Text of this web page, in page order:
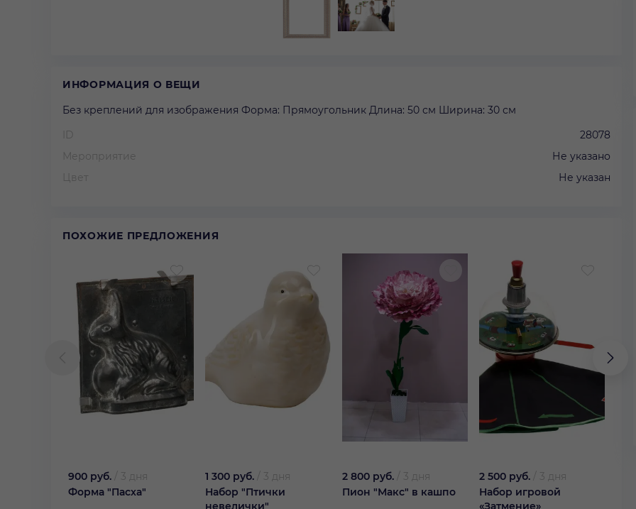
ИНФОРМАЦИЯ О ВЕЩИ
Без креплений для изображения Форма: Прямоугольник Длина: 50 см Ширина: 30 см
ID
28078
Мероприятие
Не указано
Цвет
Не указан
ПОХОЖИЕ ПРЕДЛОЖЕНИЯ
900 руб.
3 дня
Форма "Пасха"
1 300 руб.
3 дня
Набор "Птички
невелички"
2 800 руб.
3 дня
Пион "Макс" в кашпо
2 500 руб.
3 дня
Набор игровой
«Затмение»